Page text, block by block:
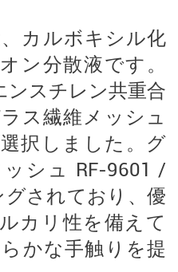
カルボキシル化
ン分散液です。
ンスチレン共重合
ス繊維メッシュ
択しました。グ
シュ RF-9601 /
されており、優
カリ性を備えて
かな手触りを提